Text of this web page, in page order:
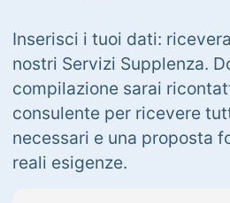
Inserisci i tuoi dati:
nostri Servizi Supplenza.
compilazione sarai
consulente per ricevere
necessari e una proposta
reali esigenze.